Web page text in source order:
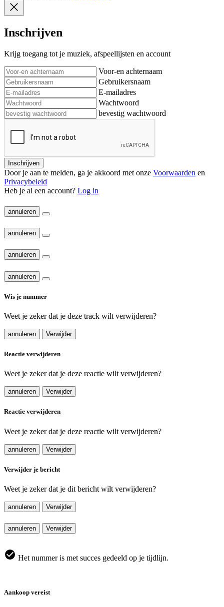
Inschrijven
Krijg toegang tot je muziek, afspeellijsten en account
Voor-en achternaam
Gebruikersnaam
E-mailadres
Wachtwoord
bevestig wachtwoord
Inschrijven
Door je aan te melden, ga je akkoord met onze Voorwaarden en
Privacybeleid
Heb je al een account? Log in
annuleren
annuleren
annuleren
annuleren
Wis je nummer
Weet je zeker dat je deze track wilt verwijderen?
annuleren Verwijder
Reactie verwijderen
Weet je zeker dat je deze reactie wilt verwijderen?
annuleren Verwijder
Reactie verwijderen
Weet je zeker dat je deze reactie wilt verwijderen?
annuleren Verwijder
Verwijder je bericht
Weet je zeker dat je dit bericht wilt verwijderen?
annuleren Verwijder
annuleren Verwijder
Het nummer is met succes gedeeld op je tijdlijn.
Aankoop vereist